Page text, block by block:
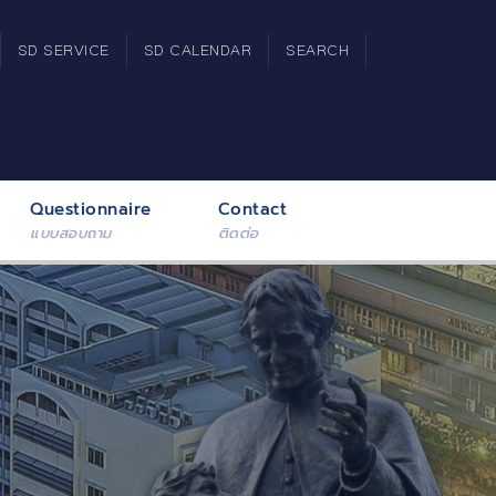
SD SERVICE SD CALENDAR SEARCH
Questionnaire
แบบสอบถาม
Contact
ติดต่อ